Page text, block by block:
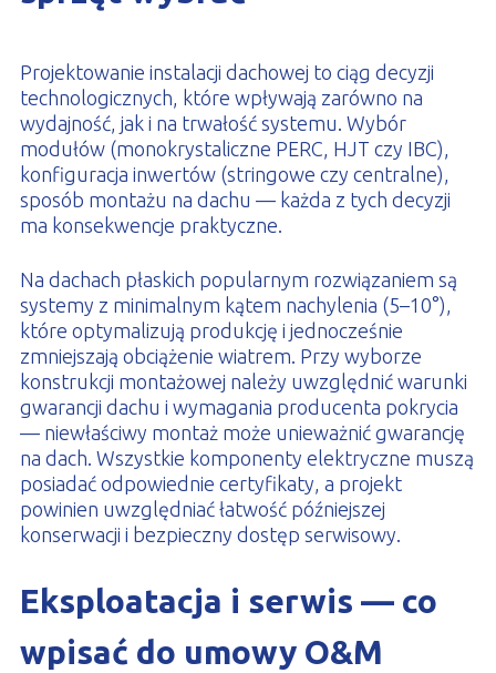
Projektowanie instalacji dachowej to ciąg decyzji
technologicznych, które wpływają zarówno na
wydajność, jak i na trwałość systemu. Wybór
modułów (monokrystaliczne PERC, HJT czy IBC),
konfiguracja inwertów (stringowe czy centralne),
sposób montażu na dachu — każda z tych decyzji
ma konsekwencje praktyczne.
Na dachach płaskich popularnym rozwiązaniem są
systemy z minimalnym kątem nachylenia (5–10°),
które optymalizują produkcję i jednocześnie
zmniejszają obciążenie wiatrem. Przy wyborze
konstrukcji montażowej należy uwzględnić warunki
gwarancji dachu i wymagania producenta pokrycia
— niewłaściwy montaż może unieważnić gwarancję
na dach. Wszystkie komponenty elektryczne muszą
posiadać odpowiednie certyfikaty, a projekt
powinien uwzględniać łatwość późniejszej
konserwacji i bezpieczny dostęp serwisowy.
Eksploatacja i serwis — co
wpisać do umowy O&M